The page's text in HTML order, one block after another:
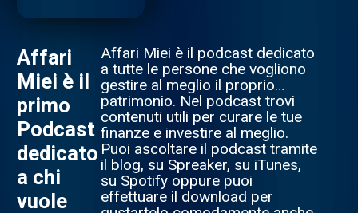
Affari
Miei è il
primo
Podcast
dedicato
a chi
vuole
Affari Miei è il podcast dedicato
a tutte le persone che vogliono
gestire al meglio il proprio
patrimonio. Nel podcast trovi
contenuti utili per curare le tue
finanze e investire al meglio.
Puoi ascoltare il podcast tramite
il blog, su Spreaker, su iTunes,
su Spotify oppure puoi
effettuare il download per